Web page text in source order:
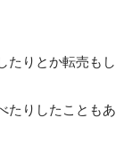
たりとか転売もし
たりしたこともあ